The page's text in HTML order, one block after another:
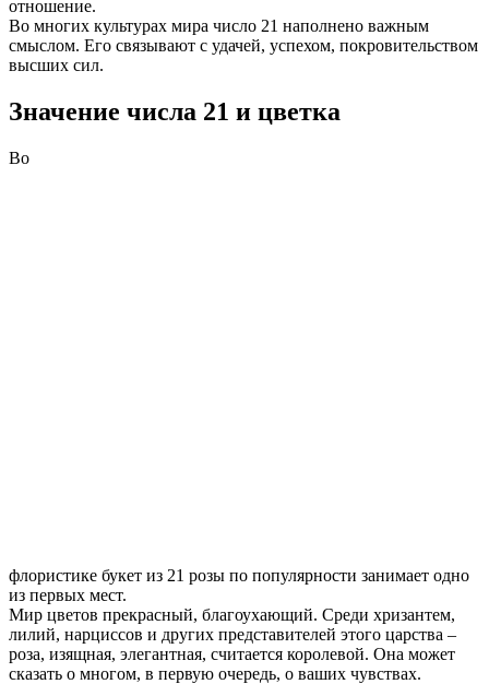
отношение.
Во многих культурах мира число 21 наполнено важным
смыслом. Его связывают с удачей, успехом, покровительством
высших сил.
Значение числа 21 и цветка
Во
флористике букет из 21 розы по популярности занимает одно
из первых мест.
Мир цветов прекрасный, благоухающий. Среди хризантем,
лилий, нарциссов и других представителей этого царства –
роза, изящная, элегантная, считается королевой. Она может
сказать о многом, в первую очередь, о ваших чувствах.